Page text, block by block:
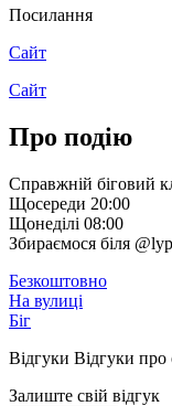
Посилання
Сайт
Сайт
Про подію
Справжній біговий
Щосереди 20:00
Щонеділі 08:00
Збираємося біля
Безкоштовно
На вулиці
Біг
Відгуки Відгуки про
Залиште свій відгук